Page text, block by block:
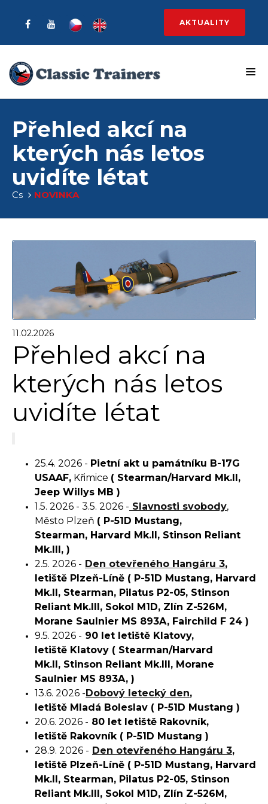
AKTUALITY
Přehled akcí na
kterých nás letos
uvidíte létat
Cs NOVINKA
11.02.2026
Přehled akcí na
kterých nás letos
uvidíte létat
25.4. 2026 - Pietní akt u památníku B-17G
USAAF, Křimice ( Stearman/Harvard Mk.II,
Jeep Willys MB )
1.5. 2026 - 3.5. 2026 - Slavnosti svobody,
Město Plzeň ( P-51D Mustang,
Stearman, Harvard Mk.II, Stinson Reliant
Mk.III, )
2.5. 2026 - Den otevřeného Hangáru 3,
letiště Plzeň-Líně ( P-51D Mustang, Harvard
Mk.II, Stearman, Pilatus P2-05, Stinson
Reliant Mk.III, Sokol M1D, Zlín Z-526M,
Morane Saulnier MS 893A, Fairchild F 24 )
9.5. 2026 - 90 let letiště Klatovy,
letiště Klatovy ( Stearman/Harvard
Mk.II, Stinson Reliant Mk.III, Morane
Saulnier MS 893A, )
13.6. 2026 -Dobový letecký den,
letiště Mladá Boleslav ( P-51D Mustang )
20.6. 2026 - 80 let letiště Rakovník,
letiště Rakovník ( P-51D Mustang )
28.9. 2026 - Den otevřeného Hangáru 3,
letiště Plzeň-Líně ( P-51D Mustang, Harvard
Mk.II, Stearman, Pilatus P2-05, Stinson
Reliant Mk.III, Sokol M1D, Zlín Z-526M,